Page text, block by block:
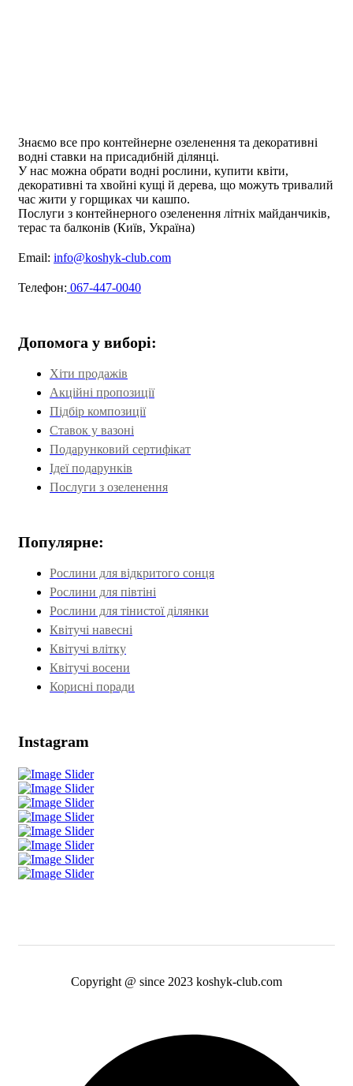
Знаємо все про контейнерне озеленення та декоративні
водні ставки на присадибній ділянці.
У нас можна обрати водні рослини, купити квіти,
декоративні та хвойні кущі й дерева, що можуть тривалий
час жити у горщиках чи кашпо.
Послуги з контейнерного озеленення літніх майданчиків,
терас та балконів (Київ, Україна)
Email: info@koshyk-club.com
Телефон: 067-447-0040
Допомога у виборі:
Хіти продажів
Акційні пропозиції
Підбір композиції
Ставок у вазоні
Подарунковий сертифікат
Ідеї подарунків
Послуги з озеленення
Популярне:
Рослини для відкритого сонця
Рослини для півтіні
Рослини для тінистої ділянки
Квітучі навесні
Квітучі влітку
Квітучі восени
Корисні поради
Instagram
Copyright @ since 2023 koshyk-club.com